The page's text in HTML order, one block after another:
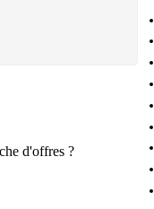
d'offres ?